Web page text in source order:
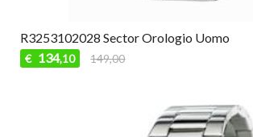
R3253102028 Sector Orologio Uomo
€ 134,10 149,00